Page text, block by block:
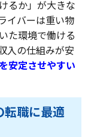
るか」が大きな
イバーは重い物
た環境で働ける
入の仕組みが安
安定させやすい
転職に最適